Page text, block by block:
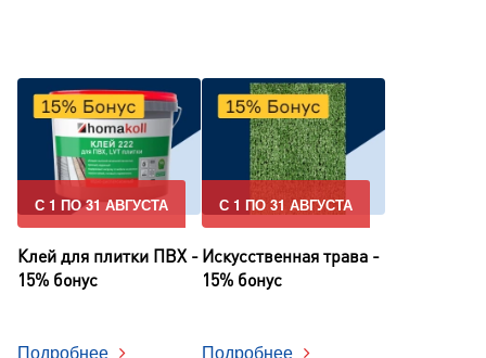
С 1 ПО 31 АВГУСТА
Клей для плитки ПВХ -
15% бонус
Подробнее
С 1 ПО 31 АВГУСТА
Искусственная трава -
15% бонус
Подробнее